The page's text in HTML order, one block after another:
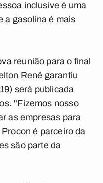
inclusive é uma
a gasolina é mais
reunião para o final
Renê garantiu
será publicada
"Fizemos nosso
as empresas para
é parceiro da
são parte da